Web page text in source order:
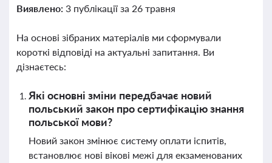
Виявлено: 3 публікації за 26 травня
На основі зібраних матеріалів ми сформували
короткі відповіді на актуальні запитання. Ви
дізнаєтесь:
Які основні зміни передбачає новий
польський закон про сертифікацію знання
польської мови?
Новий закон змінює систему оплати іспитів,
встановлює нові вікові межі для екзаменованих